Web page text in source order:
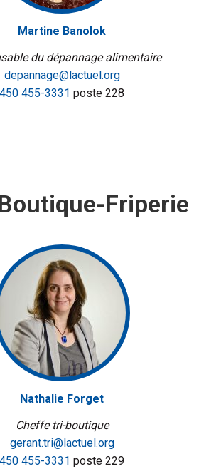
Martine Banolok
du dépannage alimentaire
depannage@lactuel.org
450 455-3331 poste 228
Friperie
Nathalie Forget
Cheffe tri-boutique
gerant.tri@lactuel.org
450 455-3331 poste 229